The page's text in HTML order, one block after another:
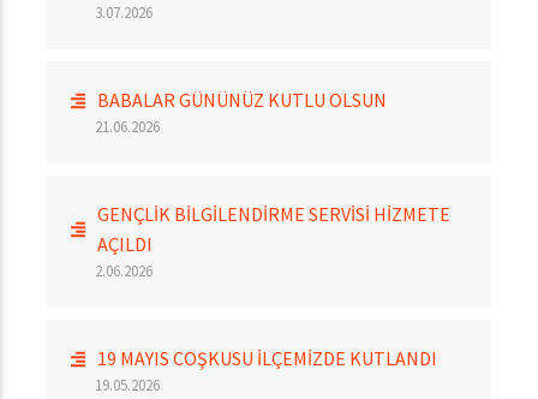
3.07.2026
BABALAR GÜNÜNÜZ KUTLU OLSUN
21.06.2026
GENÇLİK BİLGİLENDİRME SERVİSİ HİZMETE
AÇILDI
2.06.2026
19 MAYIS COŞKUSU İLÇEMİZDE KUTLANDI
19.05.2026